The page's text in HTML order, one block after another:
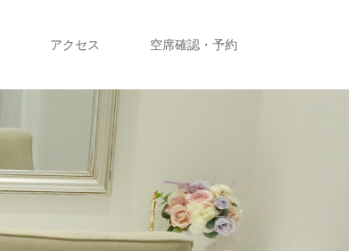
アクセス 空席確認・予約